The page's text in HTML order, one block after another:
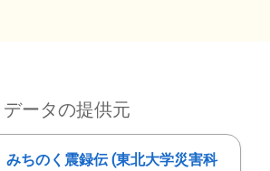
データの提供元
みちのく震録伝 (東北大学災害科